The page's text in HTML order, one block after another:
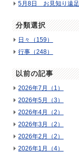
5月8日 お見知り遠足
分類選択
日々（159）
行事（248）
以前の記事
2026年7月（1）
2026年5月（3）
2026年4月（2）
2026年3月（2）
2026年2月（2）
2026年1月（4）